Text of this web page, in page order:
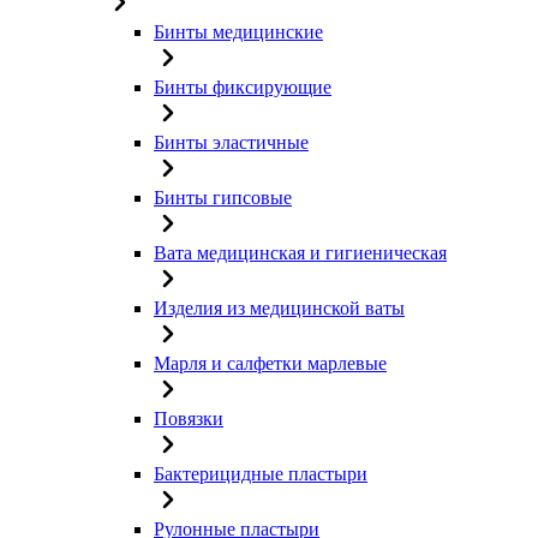
Бинты медицинские
Бинты фиксирующие
Бинты эластичные
Бинты гипсовые
Вата медицинская и гигиеническая
Изделия из медицинской ваты
Марля и салфетки марлевые
Повязки
Бактерицидные пластыри
Рулонные пластыри